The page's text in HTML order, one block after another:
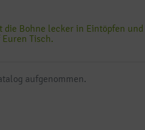
Bohne lecker in Eintöpfen
Tisch.
aufgenommen.